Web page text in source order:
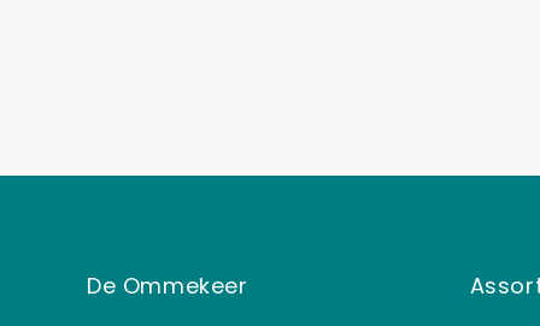
De Ommekeer